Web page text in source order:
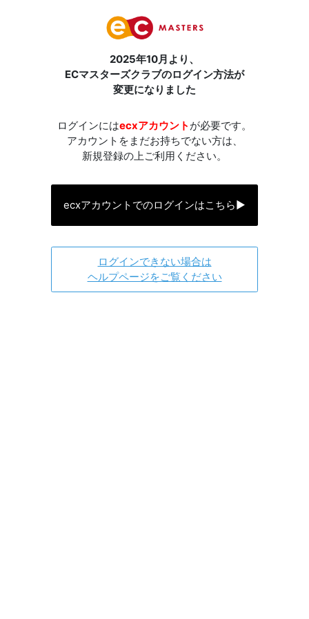
2025年10月より、
ECマスターズクラブのログイン方法が
変更になりました
ログインにはecxアカウント が必要です。
アカウントをまだお持ちでない方は、
新規登録の上ご利用ください。
ecxアカウントでのログインはこちら▶
ログインできない場合は
ヘルプページをご覧ください